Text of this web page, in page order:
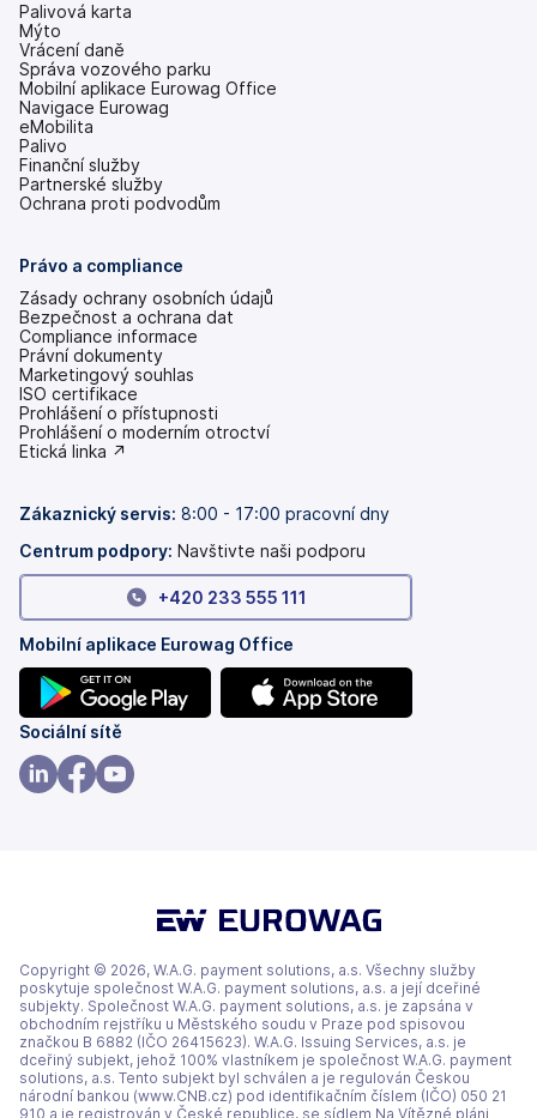
Palivová karta
Mýto
Vrácení daně
Správa vozového parku
Mobilní aplikace Eurowag Office
Navigace Eurowag
eMobilita
Palivo
Finanční služby
Partnerské služby
Ochrana proti podvodům
Právo a compliance
Zásady ochrany osobních údajů
Bezpečnost a ochrana dat
Compliance informace
Právní dokumenty
Marketingový souhlas
ISO certifikace
Prohlášení o přístupnosti
(se
v
Prohlášení o moderním otroctví
(se
záložkách)
Etická linka ↗
Zákaznický servis: 8:00 - 17:00 pracovní dny
Centrum podpory: Navštivte naši podporu
+420 233 555 111
Mobilní aplikace Eurowag Office
(se
v
nových
Sociální sítě
Copyright © 2026, W.A.G. payment solutions, a.s. Všechny služby
poskytuje společnost W.A.G. payment solutions, a.s. a její dceřiné
subjekty. Společnost W.A.G. payment solutions, a.s. je zapsána v
obchodním rejstříku u Městského soudu v Praze pod spisovou
značkou B 6882 (IČO 26415623). W.A.G. Issuing Services, a.s. je
dceřiný subjekt, jehož 100% vlastníkem je společnost W.A.G. payment
solutions, a.s. Tento subjekt byl schválen a je regulován Českou
národní bankou (www.CNB.cz) pod identifikačním číslem (IČO) 050 21
910 a je registrován v České republice, se sídlem Na Vítězné pláni